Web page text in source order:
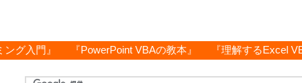
ング入門』 『PowerPoint VBAの教本』 『理解するExcel